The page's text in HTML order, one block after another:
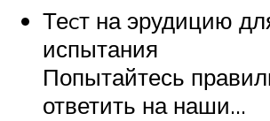
Теcт на эрудицию
испытания
Попытайтесь
ответить на наши…